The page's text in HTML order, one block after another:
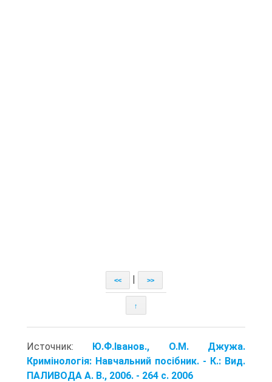
<< >>
↑
Источник: Ю.Ф.Іванов., О.М. Джужа.
Кримінологія: Навчальний посібник. - К.: Вид.
ПАЛИВОДА А. В., 2006. - 264 с. 2006